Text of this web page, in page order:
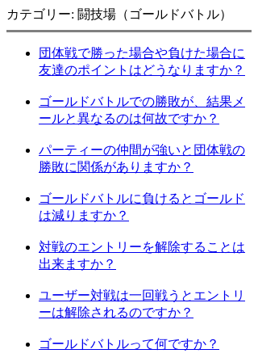
カテゴリー: 闘技場（ゴールドバトル）
団体戦で勝った場合や負けた場合に
友達のポイントはどうなりますか？
ゴールドバトルでの勝敗が、結果メ
ールと異なるのは何故ですか？
パーティーの仲間が強いと団体戦の
勝敗に関係がありますか？
ゴールドバトルに負けるとゴールド
は減りますか？
対戦のエントリーを解除することは
出来ますか？
ユーザー対戦は一回戦うとエントリ
ーは解除されるのですか？
ゴールドバトルって何ですか？